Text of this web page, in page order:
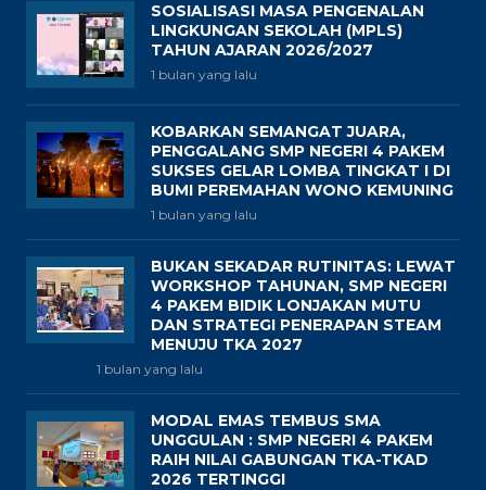
SOSIALISASI MASA PENGENALAN
LINGKUNGAN SEKOLAH (MPLS)
TAHUN AJARAN 2026/2027
1 bulan yang lalu
KOBARKAN SEMANGAT JUARA,
PENGGALANG SMP NEGERI 4 PAKEM
SUKSES GELAR LOMBA TINGKAT I DI
BUMI PEREMAHAN WONO KEMUNING
1 bulan yang lalu
BUKAN SEKADAR RUTINITAS: LEWAT
WORKSHOP TAHUNAN, SMP NEGERI
4 PAKEM BIDIK LONJAKAN MUTU
DAN STRATEGI PENERAPAN STEAM
MENUJU TKA 2027
1 bulan yang lalu
MODAL EMAS TEMBUS SMA
UNGGULAN : SMP NEGERI 4 PAKEM
RAIH NILAI GABUNGAN TKA-TKAD
2026 TERTINGGI